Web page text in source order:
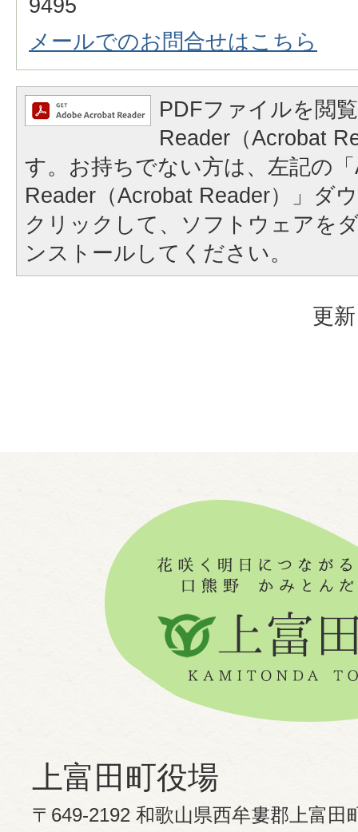
9495
メールでのお問合せはこちら
PDFファイルを閲
Reader（Acrobat
す。お持ちでない方は、左記の
Reader（Acrobat Reader）」ダ
クリックして、ソフトウェアを
ンストールしてください。
更
上富田町役場
〒649-2192 和歌山県西牟婁郡上富田